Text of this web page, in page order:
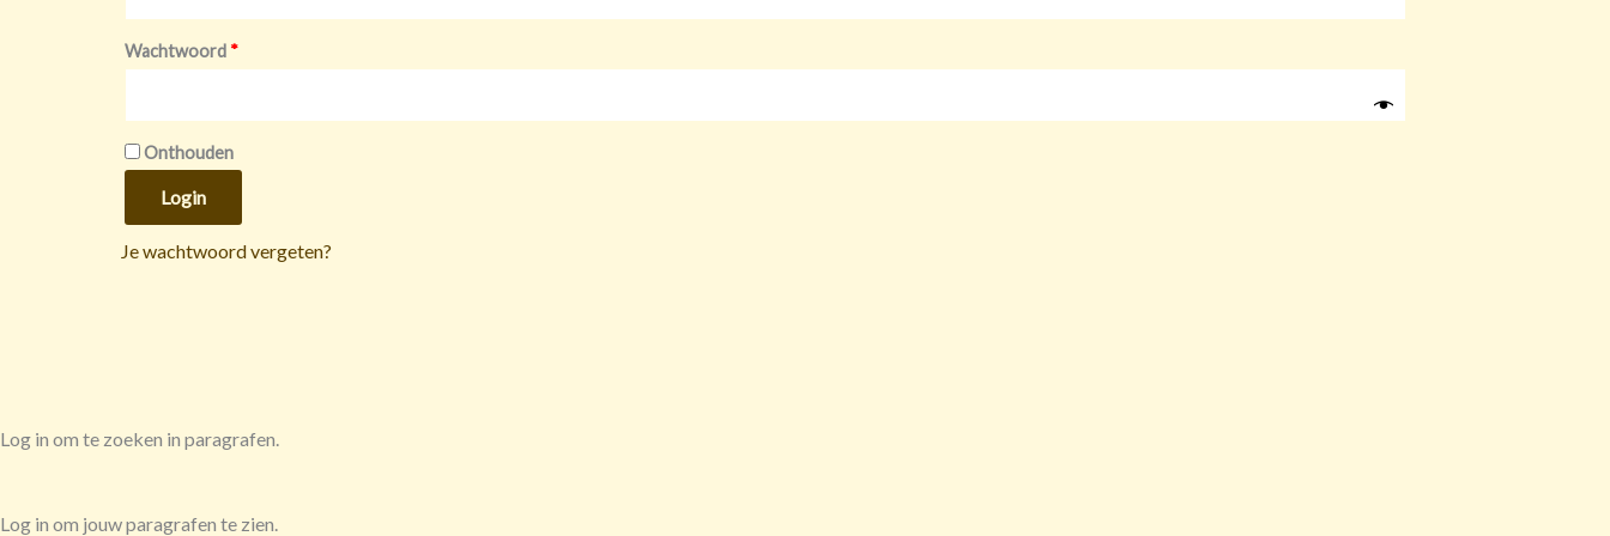
Wachtwoord *
Onthouden
Login
Je wachtwoord vergeten?
Log in om te zoeken in paragrafen.
Log in om jouw paragrafen te zien.